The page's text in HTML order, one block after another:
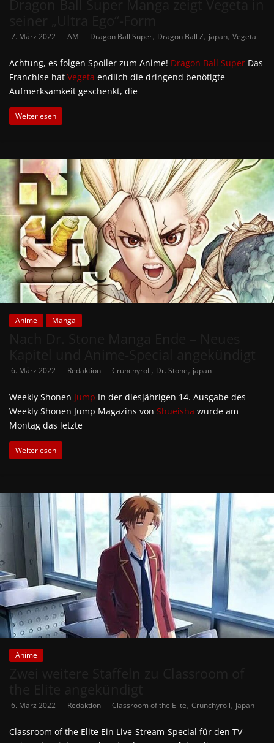
7. März 2022 AM Dragon Ball Super, Dragon Ball Z, japan, Vegeta
Achtung, es folgen Spoiler zum Anime! Dragon Ball Super Das
Franchise hat Vegeta endlich die dringend benötigte
Aufmerksamkeit geschenkt, die
Weiterlesen
Anime Manga
6. März 2022 Redaktion Crunchyroll, Dr. Stone, japan
Weekly Shonen Jump In der diesjährigen 14. Ausgabe des
Weekly Shonen Jump Magazins von Shueisha wurde am
Montag das letzte
Weiterlesen
Anime
6. März 2022 Redaktion Classroom of the Elite, Crunchyroll, japan
Classroom of the Elite Ein Live-Stream-Special für den TV-